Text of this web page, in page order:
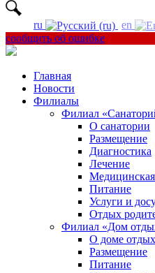
ru
en
сообщить об ошибке
Главная
Новости
Филиалы
Филиал
О санатории
Размещение
Диагностика
Лечение
Питание
Услуги и
Отдых
Филиал «Дом
О доме
Размещение
Питание